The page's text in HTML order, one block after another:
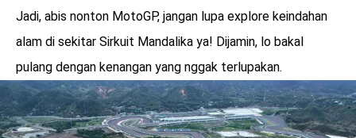
Jadi, abis nonton MotoGP, jangan lupa explore keindahan
alam di sekitar Sirkuit Mandalika ya! Dijamin, lo bakal
pulang dengan kenangan yang nggak terlupakan.